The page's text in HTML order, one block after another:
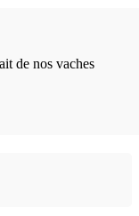
de nos vaches